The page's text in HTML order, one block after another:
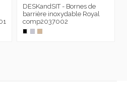
DESKandSIT - Bornes de
barrière inoxydable Royal
comp2037002